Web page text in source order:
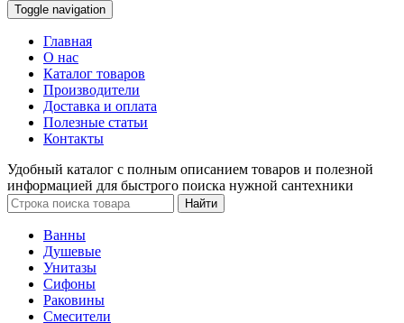
Toggle navigation
Главная
О нас
Каталог товаров
Производители
Доставка и оплата
Полезные статьи
Контакты
Удобный каталог с полным описанием товаров и полезной
информацией для быстрого поиска нужной сантехники
Ванны
Душевые
Унитазы
Сифоны
Раковины
Смесители